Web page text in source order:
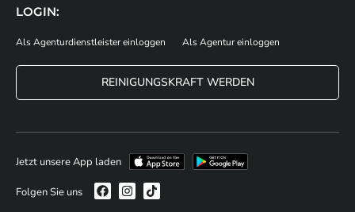
LOGIN:
Als Agenturdienstleister einloggen Als Agentur einloggen
REINIGUNGSKRAFT WERDEN
Jetzt unsere App laden
Folgen Sie uns